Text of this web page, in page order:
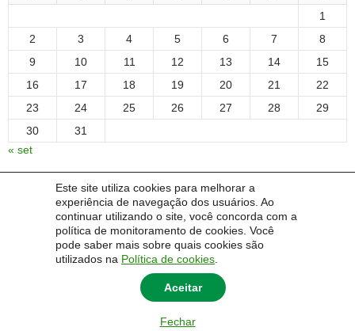
Este site utiliza cookies para melhorar a
experiência de navegação dos usuários. Ao
continuar utilizando o site, você concorda com a
política de monitoramento de cookies. Você
pode saber mais sobre quais cookies são
utilizados na Política de cookies
Aceitar
Fechar
1
2
3 4 5 6 7
8
9
10 11 12 13 14
15
16
17 18 19 20 21
22
23
24 25 26 27 28
29
30
31
« set
COMENTÁRIOS
Um comentarista do WordPressemOlá, mundo!
© 2026 Universidade Federal do Pampa - UNIPAMPA